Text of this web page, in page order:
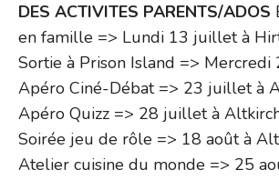
DES ACTIVITES PARENTS/ADOS
en famille => Lundi 13 juillet à
Sortie à Prison Island =>
Apéro Ciné-Débat => 23 juillet à
Apéro Quizz => 28 juillet à
Soirée jeu de rôle => 18 août à
Atelier cuisine du monde => 25